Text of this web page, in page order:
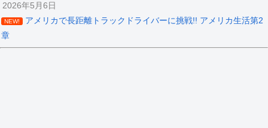
2026年5月6日
NEW!
アメリカで長距離トラックドライバーに挑戦!! アメリカ生活第2
章